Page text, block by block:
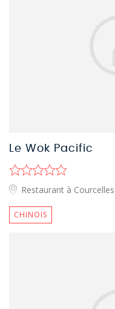
Le Wok Pacific
Restaurant à Courcelles
CHINOIS